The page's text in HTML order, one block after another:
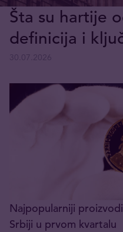
Šta su hartije
definicija i
Najpopularniji
Srbiji u prvom kvartalu